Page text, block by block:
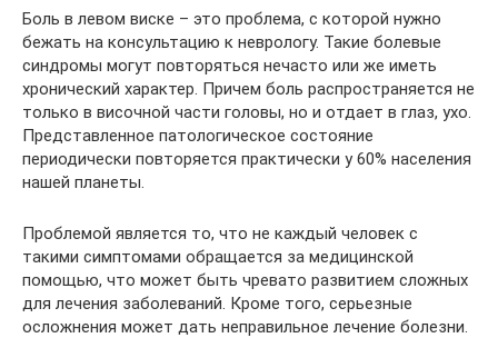
Боль в левом виске – это проблема, с которой нужно
бежать на консультацию к неврологу. Такие болевые
синдромы могут повторяться нечасто или же иметь
хронический характер. Причем боль распространяется не
только в височной части головы, но и отдает в глаз, ухо.
Представленное патологическое состояние
периодически повторяется практически у 60% населения
нашей планеты.
Проблемой является то, что не каждый человек с
такими симптомами обращается за медицинской
помощью, что может быть чревато развитием сложных
для лечения заболеваний. Кроме того, серьезные
осложнения может дать неправильное лечение болезни.